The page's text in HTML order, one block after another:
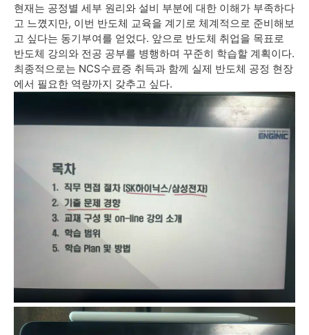
현재는 공정별 세부 원리와 설비 부분에 대한 이해가 부족하다
고 느꼈지만, 이번 반도체 교육을 계기로 체계적으로 준비해보
고 싶다는 동기부여를 얻었다. 앞으로 반도체 취업을 목표로
반도체 강의와 전공 공부를 병행하며 꾸준히 학습할 계획이다.
최종적으로는 NCS수료증 취득과 함께 실제 반도체 공정 현장
에서 필요한 역량까지 갖추고 싶다.